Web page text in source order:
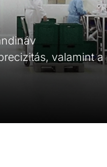
valamint a